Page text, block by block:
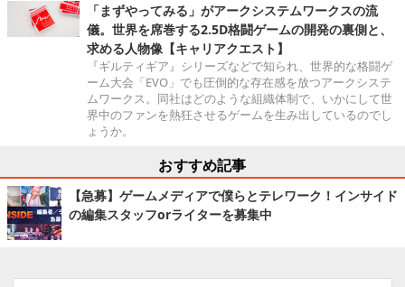
「まずやってみる」がアークシステムワークスの流
儀。世界を席巻する2.5D格闘ゲームの開発の裏側と、
求める人物像【キャリアクエスト】
『ギルティギア』シリーズなどで知られ、世界的な格闘ゲ
ーム大会「EVO」でも圧倒的な存在感を放つアークシステ
ムワークス。同社はどのような組織体制で、いかにして世
界中のファンを熱狂させるゲームを生み出しているのでし
ょうか。
おすすめ記事
【急募】ゲームメディアで僕らとテレワーク！インサイド
の編集スタッフorライターを募集中